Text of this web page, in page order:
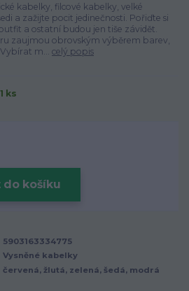
kabelky, filcové kabelky, velké
a zažijte pocit jedinečnosti. Pořiďte si
a ostatní budou jen tiše závidět.
zaujmou obrovským výběrem barev,
m... celý popis
ks
do košíku
5903163334775
Vysněné kabelky
červená, žlutá, zelená, šedá, modrá